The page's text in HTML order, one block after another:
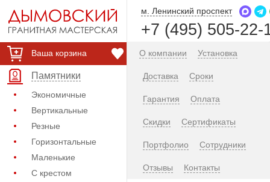
Ваша корзина
Памятники
Экономичные
Вертикальные
Резные
Горизонтальные
Маленькие
С крестом
м. Ленинский проспект
+7 (495) 505-22-
О компании Установка
Доставка Сроки
Гарантия Оплата
Скидки Сертификаты
Портфолио Сотрудники
Отзывы Контакты